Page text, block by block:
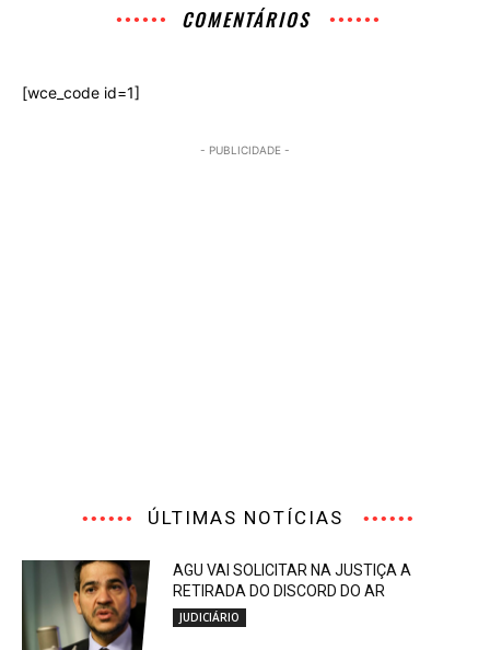
COMENTÁRIOS
[wce_code id=1]
- PUBLICIDADE -
ÚLTIMAS NOTÍCIAS
AGU VAI SOLICITAR NA JUSTIÇA A
RETIRADA DO DISCORD DO AR
JUDICIÁRIO